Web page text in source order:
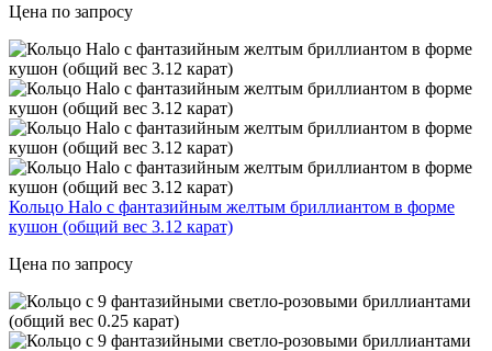
Цена по запросу
Кольцо Halo с фантазийным желтым бриллиантом в форме
кушон (общий вес 3.12 карат)
Цена по запросу